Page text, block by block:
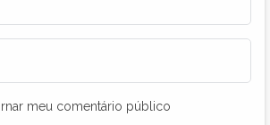
meu comentário público